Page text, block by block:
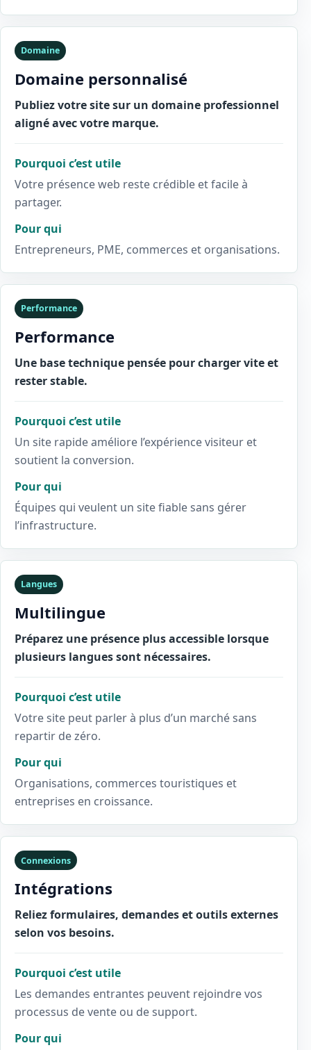
Domaine
Domaine personnalisé
Publiez votre site sur un domaine professionnel
aligné avec votre marque.
Pourquoi c’est utile
Votre présence web reste crédible et facile à
partager.
Pour qui
Entrepreneurs, PME, commerces et organisations.
Performance
Performance
Une base technique pensée pour charger vite et
rester stable.
Pourquoi c’est utile
Un site rapide améliore l’expérience visiteur et
soutient la conversion.
Pour qui
Équipes qui veulent un site fiable sans gérer
l’infrastructure.
Langues
Multilingue
Préparez une présence plus accessible lorsque
plusieurs langues sont nécessaires.
Pourquoi c’est utile
Votre site peut parler à plus d’un marché sans
repartir de zéro.
Pour qui
Organisations, commerces touristiques et
entreprises en croissance.
Connexions
Intégrations
Reliez formulaires, demandes et outils externes
selon vos besoins.
Pourquoi c’est utile
Les demandes entrantes peuvent rejoindre vos
processus de vente ou de support.
Pour qui